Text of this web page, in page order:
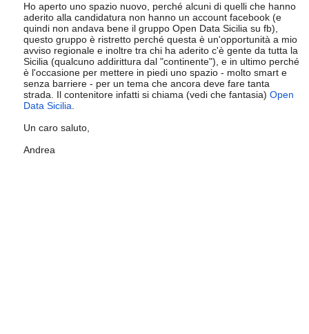
Ho aperto uno spazio nuovo, perché alcuni di quelli che hanno
aderito alla candidatura non hanno un account facebook (e
quindi non andava bene il gruppo Open Data Sicilia su fb),
questo gruppo è ristretto perché questa è un'opportunità a mio
avviso regionale e inoltre tra chi ha aderito c'è gente da tutta la
Sicilia (qualcuno addirittura dal "continente"), e in ultimo perché
è l'occasione per mettere in piedi uno spazio - molto smart e
senza barriere - per un tema che ancora deve fare tanta
strada. Il contenitore infatti si chiama (vedi che fantasia) Open
Data Sicilia
Un caro saluto,
Andrea